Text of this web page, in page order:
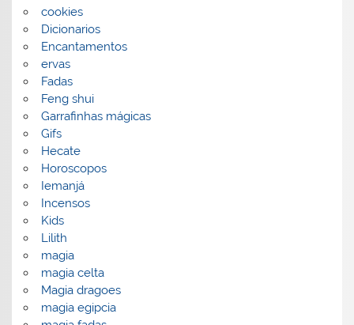
cookies
Dicionarios
Encantamentos
ervas
Fadas
Feng shui
Garrafinhas mágicas
Gifs
Hecate
Horoscopos
Iemanjá
Incensos
Kids
Lilith
magia
magia celta
Magia dragoes
magia egipcia